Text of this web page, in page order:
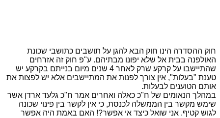
חוק ההסדרה הינו חוק הבא להגן על תושבים כתושבי שכונת
האולפנה בבית אל שלא יפונו מבתיהם. ע"פ חוק זה אזרחים
שהתיישבו על קרקע שרק לאחר 4 שנים מיום בנייתם בקרקע יש
טענת "בעלות", אין צורך לפנות את המתיישבים אלא יש לפצות את
אותם הטוענים לבעלות.
במהלך הנאומים של ח"כ כאלה ואחרים אמר ח"כ גלעד ארדן אשר
שימש מקשר בין הממשלה לכנסת, כי אין לקשר בין פינוי שכונה
לגוש קטיף. אני שואל כיצד אי אפשר?! האם באמת היה אפשר